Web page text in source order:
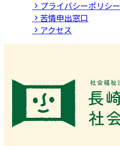
プライバシーポリシー
苦情申出窓口
アクセス